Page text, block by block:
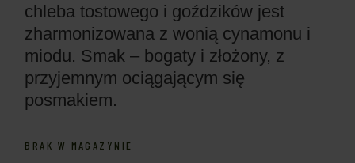
chleba tostowego i goździków jest
zharmonizowana z wonią cynamonu i
miodu. Smak – bogaty i złożony, z
przyjemnym ociągającym się
posmakiem.
BRAK W MAGAZYNIE